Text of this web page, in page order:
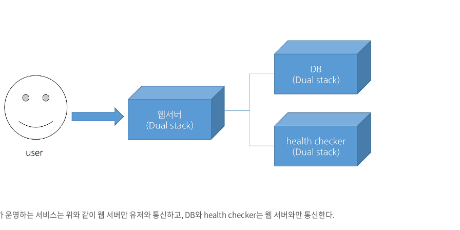
운영하는 서비스는 위와 같이 웹 서버만 유저와 통신하고, DB와 health checker는 웹 서버와만 통신한다.